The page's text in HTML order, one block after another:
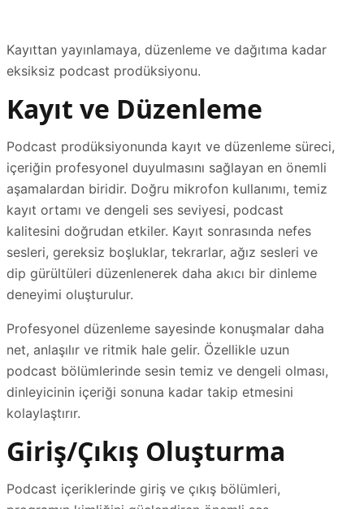
Kayıttan yayınlamaya, düzenleme ve dağıtıma kadar
eksiksiz podcast prodüksiyonu.
Kayıt ve Düzenleme
Podcast prodüksiyonunda kayıt ve düzenleme süreci,
içeriğin profesyonel duyulmasını sağlayan en önemli
aşamalardan biridir. Doğru mikrofon kullanımı, temiz
kayıt ortamı ve dengeli ses seviyesi, podcast
kalitesini doğrudan etkiler. Kayıt sonrasında nefes
sesleri, gereksiz boşluklar, tekrarlar, ağız sesleri ve
dip gürültüleri düzenlenerek daha akıcı bir dinleme
deneyimi oluşturulur.
Profesyonel düzenleme sayesinde konuşmalar daha
net, anlaşılır ve ritmik hale gelir. Özellikle uzun
podcast bölümlerinde sesin temiz ve dengeli olması,
dinleyicinin içeriği sonuna kadar takip etmesini
kolaylaştırır.
Giriş/Çıkış Oluşturma
Podcast içeriklerinde giriş ve çıkış bölümleri,